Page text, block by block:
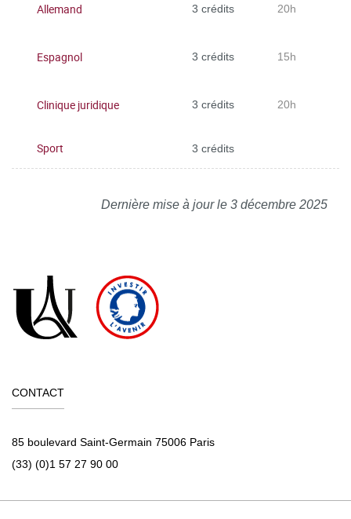
Allemand 3 crédits 20h
Espagnol 3 crédits 15h
Clinique juridique 3 crédits 20h
Sport 3 crédits
Dernière mise à jour le 3 décembre 2025
CONTACT
85 boulevard Saint-Germain 75006 Paris
(33) (0)1 57 27 90 00